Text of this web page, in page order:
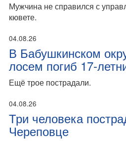
Мужчина не справился с
кювете.
04.08.26
В Бабушкинском
лосем погиб 17-
Ещё трое пострадали.
04.08.26
Три человека
Череповце